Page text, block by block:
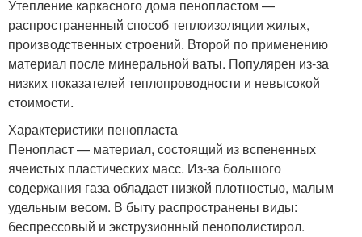
Утепление каркасного дома пенопластом —
распространенный способ теплоизоляции жилых,
производственных строений. Второй по применению
материал после минеральной ваты. Популярен из-за
низких показателей теплопроводности и невысокой
стоимости.
Характеристики пенопласта
Пенопласт — материал, состоящий из вспененных
ячеистых пластических масс. Из-за большого
содержания газа обладает низкой плотностью, малым
удельным весом. В быту распространены виды:
беспрессовый и экструзионный пенополистирол.